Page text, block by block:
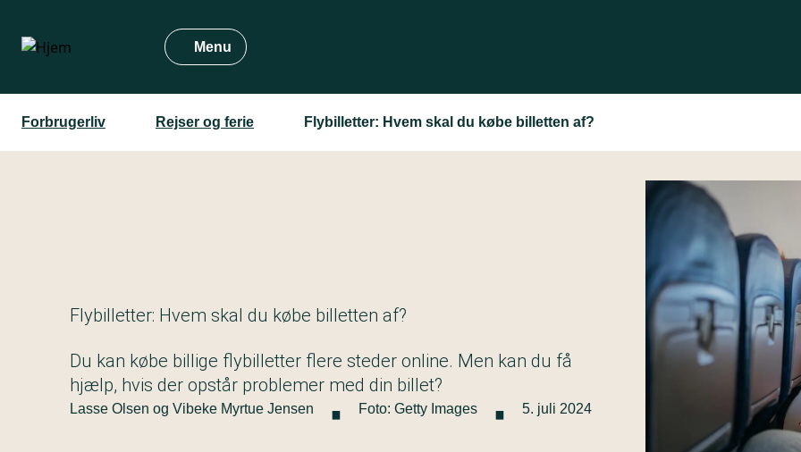
hovedindhold
Menu
Forbrugerliv Rejser og ferie Flybilletter: Hvem skal du købe billetten af?
Flybilletter: Hvem skal du købe billetten af?
Du kan købe billige flybilletter flere steder online. Men kan du få
hjælp, hvis der opstår problemer med din billet?
Lasse Olsen og Vibeke Myrtue Jensen · Foto: Getty Images · 5. juli 2024